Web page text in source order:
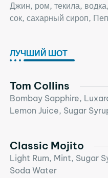
Джин, ром, текила,
сок, сахарный сироп,
ЛУЧШИЙ ШОТ
Tom Collins
Bombay Sapphire,
Lemon Juice, Sugar
Classic Mojito
Light Rum, Mint, Sugar
Soda Water